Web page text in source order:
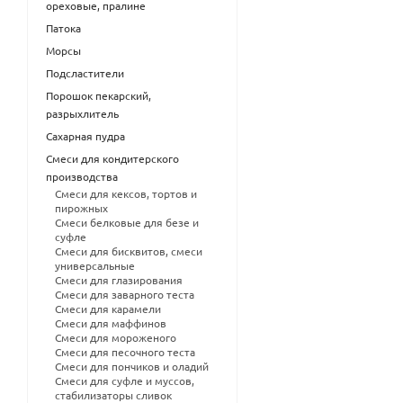
ореховые, пралине
Патока
Морсы
Подсластители
Порошок пекарский,
разрыхлитель
Сахарная пудра
Смеси для кондитерского
производства
Смеси для кексов, тортов и
пирожных
Смеси белковые для безе и
суфле
Смеси для бисквитов, смеси
универсальные
Смеси для глазирования
Смеси для заварного теста
Смеси для карамели
Смеси для маффинов
Смеси для мороженого
Смеси для песочного теста
Смеси для пончиков и оладий
Смеси для суфле и муссов,
стабилизаторы сливок